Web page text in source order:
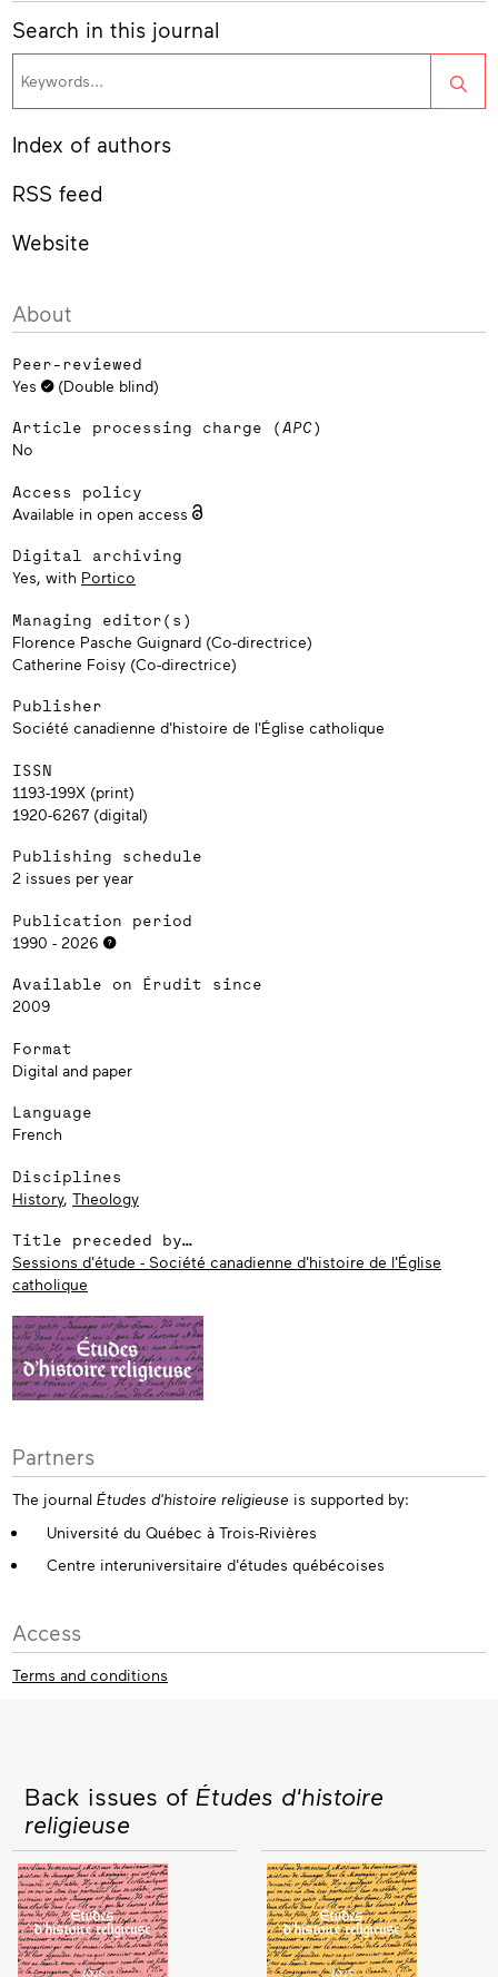
Search in this journal
Index of authors
RSS feed
Website
About
Peer-reviewed
Yes (Double blind)
Article processing charge (APC)
No
Access policy
Available in open access
Digital archiving
Yes, with Portico
Managing editor(s)
Florence Pasche Guignard (Co-directrice)
Catherine Foisy (Co-directrice)
Publisher
Société canadienne d'histoire de l'Église catholique
ISSN
1193-199X (print)
1920-6267 (digital)
Publishing schedule
2 issues per year
Publication period
1990 - 2026
Available on Érudit since
2009
Format
Digital and paper
Language
French
Disciplines
History, Theology
Title preceded by…
Sessions d'étude - Société canadienne d'histoire de l'Église
catholique
Partners
The journal Études d'histoire religieuse is supported by:
Université du Québec à Trois-Rivières
Centre interuniversitaire d'études québécoises
Access
Terms and conditions
Back issues of Études d'histoire
religieuse